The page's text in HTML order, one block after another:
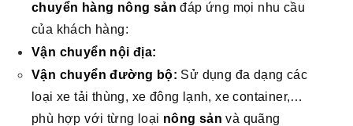
chuyển hàng nông sản đáp ứng mọi nhu cầu
của khách hàng:
Vận chuyển nội địa:
Vận chuyển đường bộ: Sử dụng đa dạng các
loại xe tải thùng, xe đông lạnh, xe container,…
phù hợp với từng loại nông sản và quãng